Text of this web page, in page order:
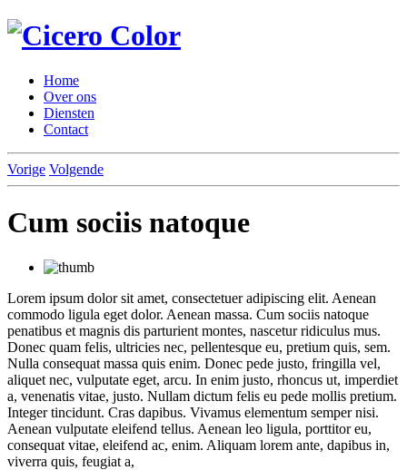
Home
Over ons
Diensten
Contact
Vorige Volgende
Cum sociis natoque
Lorem ipsum dolor sit amet, consectetuer adipiscing elit. Aenean
commodo ligula eget dolor. Aenean massa. Cum sociis natoque
penatibus et magnis dis parturient montes, nascetur ridiculus mus.
Donec quam felis, ultricies nec, pellentesque eu, pretium quis, sem.
Nulla consequat massa quis enim. Donec pede justo, fringilla vel,
aliquet nec, vulputate eget, arcu. In enim justo, rhoncus ut, imperdiet
a, venenatis vitae, justo. Nullam dictum felis eu pede mollis pretium.
Integer tincidunt. Cras dapibus. Vivamus elementum semper nisi.
Aenean vulputate eleifend tellus. Aenean leo ligula, porttitor eu,
consequat vitae, eleifend ac, enim. Aliquam lorem ante, dapibus in,
viverra quis, feugiat a,